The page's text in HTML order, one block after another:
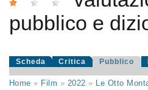
pubblico e
Scheda Critica Pubblico
Home » Film » 2022 » Le Otto